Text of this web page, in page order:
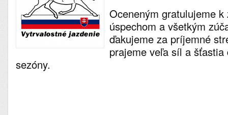
Oceneným gratulujeme k
úspechom a všetkým
ďakujeme za príjemné
prajeme veľa síl a šťastia
sezóny.